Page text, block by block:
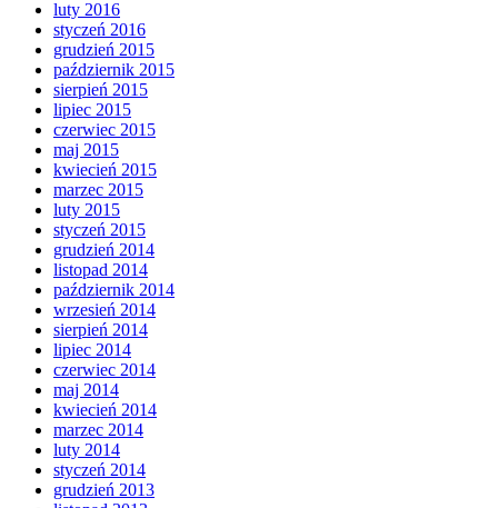
luty 2016
styczeń 2016
grudzień 2015
październik 2015
sierpień 2015
lipiec 2015
czerwiec 2015
maj 2015
kwiecień 2015
marzec 2015
luty 2015
styczeń 2015
grudzień 2014
listopad 2014
październik 2014
wrzesień 2014
sierpień 2014
lipiec 2014
czerwiec 2014
maj 2014
kwiecień 2014
marzec 2014
luty 2014
styczeń 2014
grudzień 2013